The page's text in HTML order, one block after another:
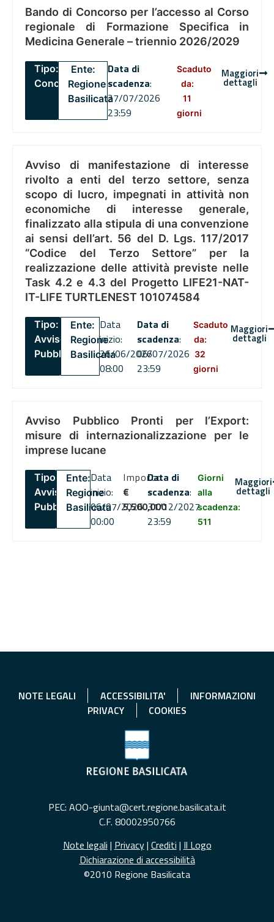
Bando di Concorso per l’accesso al Corso
regionale di Formazione Specifica in
Medicina Generale – triennio 2026/2029
Tipo:
Concorsi
Ente:
Regione
Basilicata
Data di
scadenza:
27/07/2026
23:59
Scaduto
da:
11
giorni
Maggiori
dettagli
Avviso di manifestazione di interesse
rivolto a enti del terzo settore, senza
scopo di lucro, impegnati in attività non
economiche di interesse generale,
finalizzato alla stipula di una convenzione
ai sensi dell’art. 56 del D. Lgs. 117/2017
“Codice del Terzo Settore” per la
realizzazione delle attività previste nelle
Task 4.2 e 4.3 del Progetto LIFE21-NAT-
IT-LIFE TURTLENEST 101074584
Tipo:
Avviso
Pubblico
Ente:
Regione
Basilicata
Data
inizio:
26/06/2026
08:00
Data di
scadenza:
06/07/2026
23:59
Scaduto
da:
32
giorni
Maggiori
dettagli
Avviso Pubblico Pronti per l’Export:
misure di internazionalizzazione per le
imprese lucane
Tipo:
Avviso
Pubblico
Ente:
Regione
Basilicata
Data
inizio:
06/07/2026
00:00
Importo
€
5,500,000
Data di
scadenza:
31/12/2027
23:59
Giorni
alla
scadenza:
511
Maggiori
dettagli
NOTE LEGALI ACCESSIBILITA'
INFORMAZIONI
PRIVACY
COOKIES
PEC: AOO-giunta@cert.regione.basilicata.it
C.F. 80002950766
Note legali | Privacy| Crediti | Il Logo
Dichiarazione di accessibilità
©2010 Regione Basilicata